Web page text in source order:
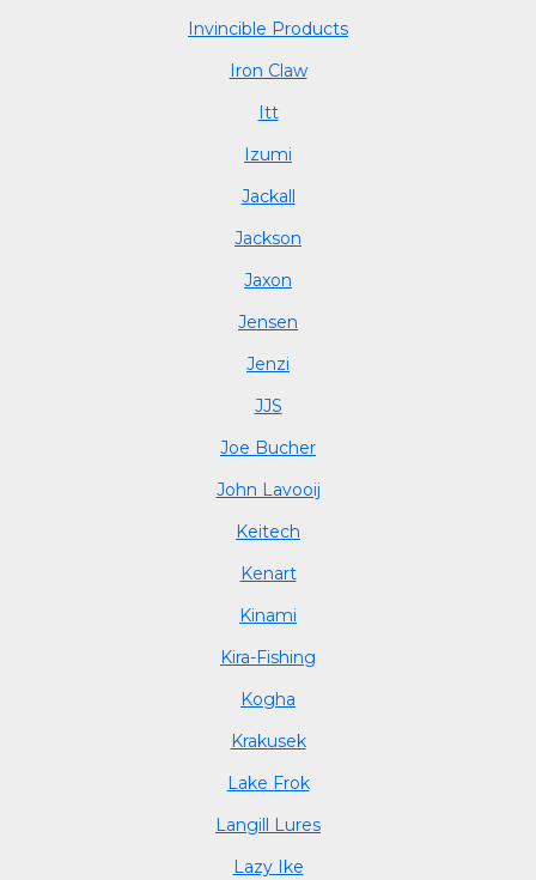
Invincible Products
Iron Claw
Itt
Izumi
Jackall
Jackson
Jaxon
Jensen
Jenzi
JJS
Joe Bucher
John Lavooij
Keitech
Kenart
Kinami
Kira-Fishing
Kogha
Krakusek
Lake Frok
Langill Lures
Lazy Ike